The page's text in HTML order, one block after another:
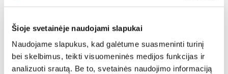
Šioje svetainėje naudojami slapukai
Naudojame slapukus, kad galėtume suasmeninti turinį
bei skelbimus, teikti visuomeninės medijos funkcijas ir
analizuoti srautą. Be to, svetainės naudojimo informaciją
PRIEKINIO STIKLO KLIJAI EXPERT
310 ML
STIKLŲ HERMETIKAS LENGVAI
ŠALINAMAS 310ML